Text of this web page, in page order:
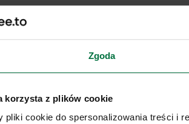
Zgoda
korzysta z plików cookie
pliki cookie do spersonalizowania treści i